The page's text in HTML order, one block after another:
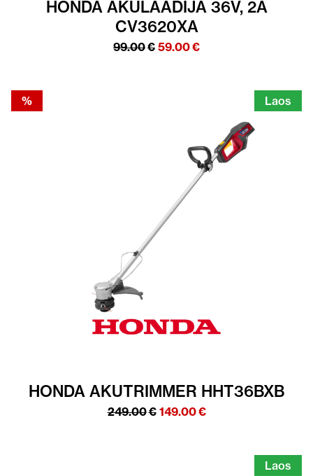
HONDA AKULAADIJA 36V, 2A
CV3620XA
99.00€ Algne
59.00€Praegune
%
Laos
HONDA AKUTRIMMER HHT36BXB
249.00€ Algne
149.00€Praegune
Laos